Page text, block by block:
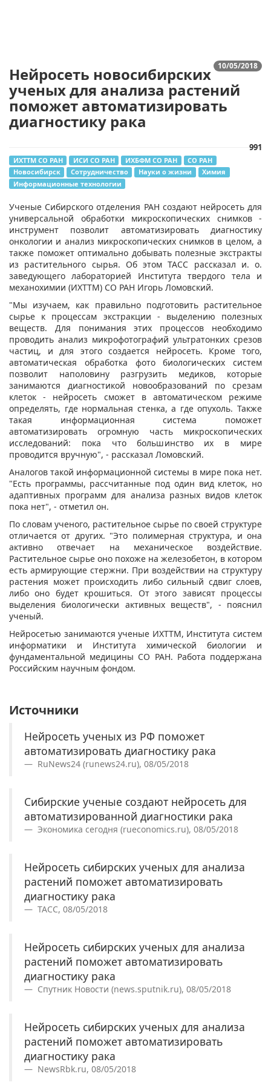
10/05/2018
Нейросеть новосибирских
ученых для анализа растений
поможет автоматизировать
диагностику рака
991
ИХТТМ СО РАН ИСИ СО РАН ИХБФМ СО РАН
СО РАН
Новосибирск
Сотрудничество Науки о жизни
Химия
Информационные технологии
Ученые Сибирского отделения РАН создают нейросеть для
универсальной обработки микроскопических снимков -
инструмент позволит автоматизировать диагностику
онкологии и анализ микроскопических снимков в целом, а
также поможет оптимально добывать полезные экстракты
из растительного сырья. Об этом ТАСС рассказал и. о.
заведующего лабораторией Института твердого тела и
механохимии (ИХТТМ) СО РАН Игорь Ломовский.
"Мы изучаем, как правильно подготовить растительное
сырье к процессам экстракции - выделению полезных
веществ. Для понимания этих процессов необходимо
проводить анализ микрофотографий ультратонких срезов
частиц, и для этого создается нейросеть. Кроме того,
автоматическая обработка фото биологических систем
позволит наполовину разгрузить медиков, которые
занимаются диагностикой новообразований по срезам
клеток - нейросеть сможет в автоматическом режиме
определять, где нормальная стенка, а где опухоль. Также
такая информационная система поможет
автоматизировать огромную часть микроскопических
исследований: пока что большинство их в мире
проводится вручную", - рассказал Ломовский.
Аналогов такой информационной системы в мире пока нет.
"Есть программы, рассчитанные под один вид клеток, но
адаптивных программ для анализа разных видов клеток
пока нет", - отметил он.
По словам ученого, растительное сырье по своей структуре
отличается от других. "Это полимерная структура, и она
активно отвечает на механическое воздействие.
Растительное сырье оно похоже на железобетон, в котором
есть армирующие стержни. При воздействии на структуру
растения может происходить либо сильный сдвиг слоев,
либо оно будет крошиться. От этого зависят процессы
выделения биологически активных веществ", - пояснил
ученый.
Нейросетью занимаются ученые ИХТТМ, Института систем
информатики и Института химической биологии и
фундаментальной медицины СО РАН. Работа поддержана
Российским научным фондом.
Источники
Нейросеть ученых из РФ поможет
автоматизировать диагностику рака
RuNews24 (runews24.ru), 08/05/2018
Сибирские ученые создают нейросеть для
автоматизированной диагностики рака
Экономика сегодня (rueconomics.ru), 08/05/2018
Нейросеть сибирских ученых для анализа
растений поможет автоматизировать
диагностику рака
ТАСС, 08/05/2018
Нейросеть сибирских ученых для анализа
растений поможет автоматизировать
диагностику рака
Спутник Новости (news.sputnik.ru), 08/05/2018
Нейросеть сибирских ученых для анализа
растений поможет автоматизировать
диагностику рака
NewsRbk.ru, 08/05/2018